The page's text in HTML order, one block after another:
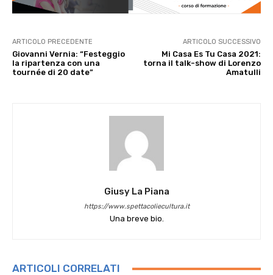
ARTICOLO PRECEDENTE
Giovanni Vernia: “Festeggio
la ripartenza con una
tournée di 20 date”
ARTICOLO SUCCESSIVO
Mi Casa Es Tu Casa 2021:
torna il talk-show di Lorenzo
Amatulli
Giusy La Piana
https://www.spettacoliecultura.it
Una breve bio.
ARTICOLI CORRELATI